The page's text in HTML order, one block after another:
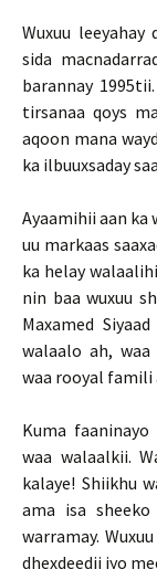
Wuxuu leeyahay
sida
barannay
tirsanaa qoys
aqoon mana
ka ilbuuxsaday
Ayaamihii aan ka
uu markaas
ka helay
nin baa wuxuu
Maxamed
walaalo ah,
waa rooyal famili
Kuma
waa walaalkii.
kalaye! Shiikhu
ama isa
warramay.
dhexdeedii iyo